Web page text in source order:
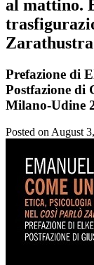
al mattino.
Prefazione di
Postfazione di
Milano-Udine
Posted on August